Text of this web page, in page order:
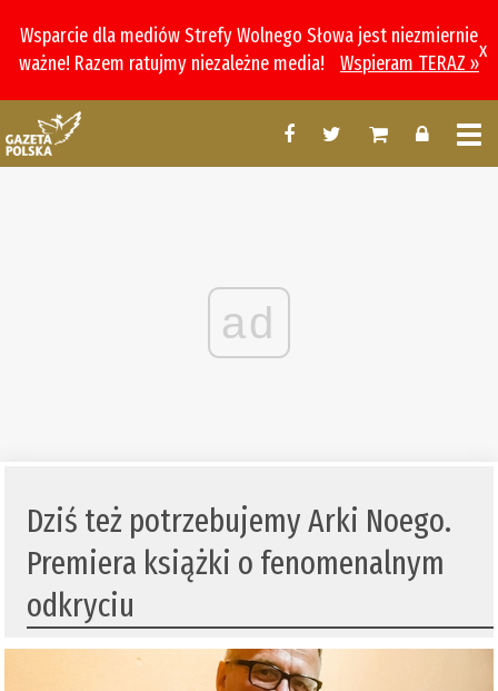
Wsparcie dla mediów Strefy Wolnego Słowa jest niezmiernie
ważne! Razem ratujmy niezależne media!
Wspieram TERAZ »
x
ad
Dziś też potrzebujemy Arki Noego.
Premiera książki o fenomenalnym
odkryciu